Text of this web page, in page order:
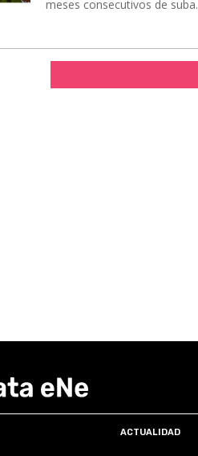
meses consecutivos de suba.
ACTUALIDAD